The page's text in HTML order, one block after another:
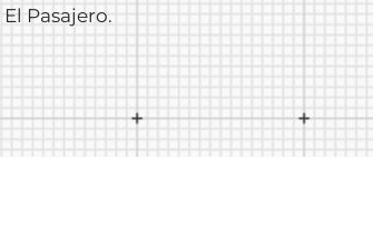
El Pasajero.